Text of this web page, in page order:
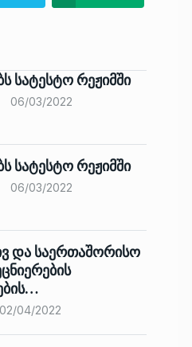
სატესტო რეჟიმში
06/03/2022
სატესტო რეჟიმში
06/03/2022
და საერთაშორისო
02/04/2022